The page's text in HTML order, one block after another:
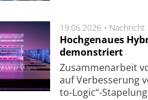
19.06.2026 • Nachricht
Hochgenaues
demonstriert
Zu­sam­men­arbeit
auf Ver­bes­se­rung
to-Logic“-